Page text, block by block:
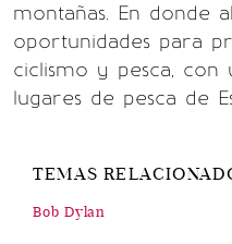
montañas. En donde
oportunidades para
ciclismo y pesca,
lugares de pesca de
TEMAS
Bob Dylan